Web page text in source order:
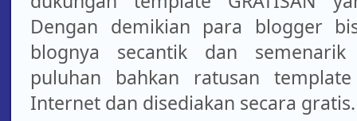
Dengan demikian para blogger
blognya secantik dan
puluhan bahkan ratusan
Internet dan disediakan secara gratis.